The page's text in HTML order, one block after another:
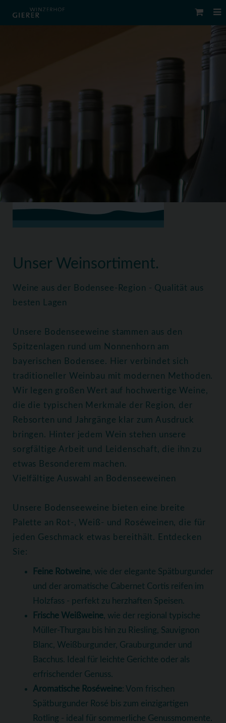
Unser Weinsortiment.
Weine aus der Bodensee-Region - Qualität aus
besten Lagen
Unsere Bodenseeweine stammen aus den
Spitzenlagen rund um Nonnenhorn am
bayerischen Bodensee. Hier verbindet sich
traditioneller Weinbau mit modernen Methoden.
Wir legen großen Wert auf hochwertige Weine,
die die typischen Merkmale der Region, der
Rebsorten und Jahrgänge klar zum Ausdruck
bringen. Hinter jedem Wein stehen unsere
sorgfältige Arbeit und Leidenschaft, die ihn zu
etwas Besonderem machen.
Vielfältige Auswahl an Bodenseeweinen
Unsere Bodenseeweine bieten eine breite
Palette an Rot-, Weiß- und Roséweinen, die für
jeden Geschmack etwas bereithält. Entdecken
Sie:
Feine Rotweine, wie der elegante Spätburgunder
und der aromatische Cabernet Cortis reifen im
Holzfass - perfekt zu herzhaften Speisen.
Frische Weißweine, wie der regional typische
Müller-Thurgau bis hin zu Riesling, Sauvignon
Blanc, Weißburgunder, Grauburgunder und
Bacchus. Ideal für leichte Gerichte oder als
erfrischender Genuss.
Aromatische Roséweine: Vom frischen
Spätburgunder Rosé bis zum einzigartigen
Rotling - ideal für sommerliche Genussmomente.